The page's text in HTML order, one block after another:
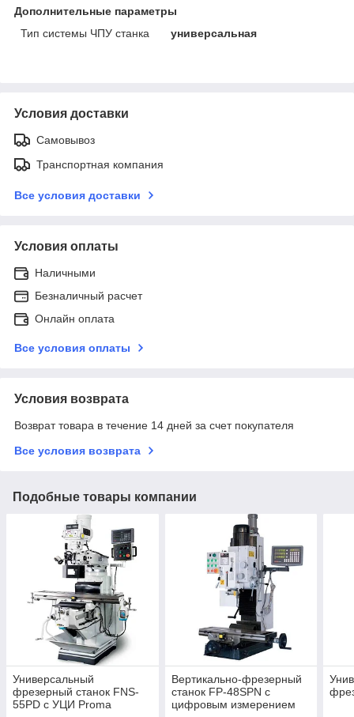
Дополнительные параметры
Тип системы ЧПУ станка
универсальная
Условия доставки
Самовывоз
Транспортная компания
Все условия доставки
Условия оплаты
Наличными
Безналичный расчет
Онлайн оплата
Все условия оплаты
Условия возврата
Возврат товара в течение 14 дней за счет покупателя
Все условия возврата
Подобные товары компании
Универсальный
фрезерный станок FNS-
55PD с УЦИ Proma
Вертикально-фрезерный
станок FP-48SPN с
цифровым измерением